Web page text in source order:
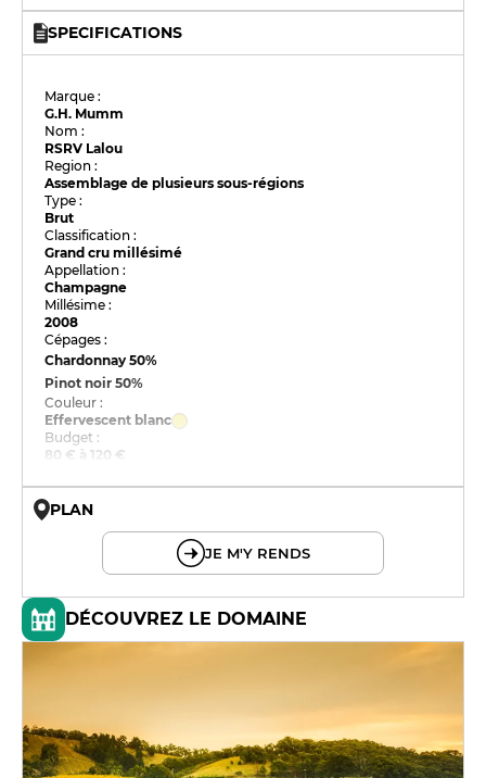
SPECIFICATIONS
Marque :
G.H. Mumm
Nom :
RSRV Lalou
Region :
Assemblage de plusieurs sous-régions
Type :
Brut
Classification :
Grand cru millésimé
Appellation :
Champagne
Millésime :
2008
Cépages :
Chardonnay50%
Pinot noir50%
Couleur :
Effervescent blanc
Budget :
80 € à 120 €
PLAN
JE M'Y RENDS
DÉCOUVREZ LE DOMAINE